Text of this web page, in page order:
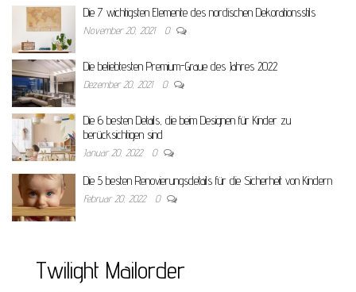
Die 7 wichtigsten Elemente des nordischen Dekorationsstils
November 20, 2021 0
Die beliebtesten Premium-Graue des Jahres 2022
Dezember 20, 2021 0
Die 6 besten Details, die beim Designen für Kinder zu
berücksichtigen sind
Januar 20, 2022 0
Die 5 besten Renovierungsdetails für die Sicherheit von Kindern
Februar 20, 2022 0
Twilight Mailorder